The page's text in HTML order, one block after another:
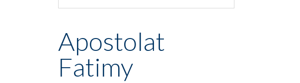
Apostolat
Fatimy